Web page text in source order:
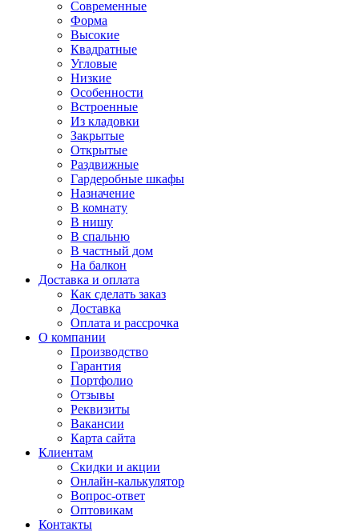
Современные
Форма
Высокие
Квадратные
Угловые
Низкие
Особенности
Встроенные
Из кладовки
Закрытые
Открытые
Раздвижные
Гардеробные шкафы
Назначение
В комнату
В нишу
В спальню
В частный дом
На балкон
Доставка и оплата
Как сделать заказ
Доставка
Оплата и рассрочка
О компании
Производство
Гарантия
Портфолио
Отзывы
Реквизиты
Вакансии
Карта сайта
Клиентам
Скидки и акции
Онлайн-калькулятор
Вопрос-ответ
Оптовикам
Контакты